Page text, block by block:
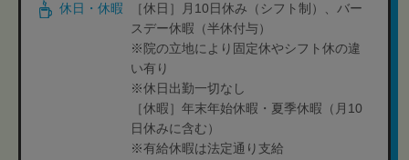
休日・休暇
［休日］月10日休み（シフト制）、バー
スデー休暇（半休付与）
※院の立地により固定休やシフト休の違
い有り
※休日出勤一切なし
［休暇］年末年始休暇・夏季休暇（月10
日休みに含む）
※有給休暇は法定通り支給